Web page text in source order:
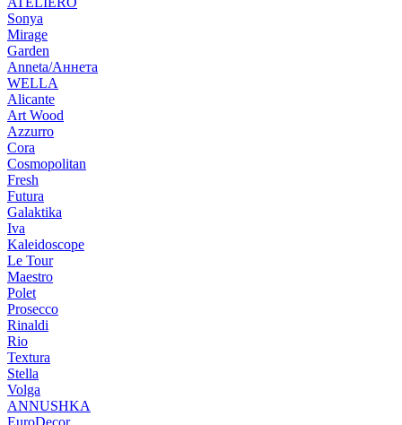
Sonya
Mirage
Garden
Anneta/Аннета
WELLA
Alicante
Art Wood
Azzurro
Cora
Cosmopolitan
Fresh
Futura
Galaktika
Iva
Kaleidoscope
Le Tour
Maestro
Polet
Prosecco
Rinaldi
Rio
Textura
Stella
Volga
ANNUSHKA
EuroDecor